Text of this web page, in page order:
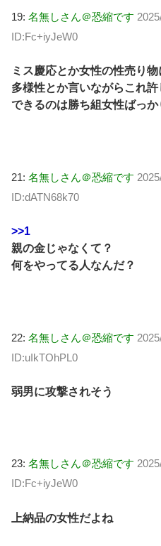
19: 名無しさん＠恐縮です
ID:Fc+iyJeW0
ミス慶応とか女性の性売り
多様性とか言いながらこれ
できるのは勝ち組女性ばっか
21: 名無しさん＠恐縮です
ID:dATN68k70
>>1
親の金じゃなくて？
何をやってる人なんだ？
22: 名無しさん＠恐縮です
ID:uIkTOhPL0
弱男に攻撃されそう
23: 名無しさん＠恐縮です
ID:Fc+iyJeW0
上納品の女性だよね